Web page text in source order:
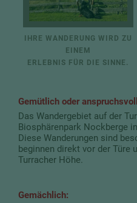
IHRE WANDERUNG WIRD ZU
EINEM
ERLEBNIS FÜR DIE SINNE.
Gemütlich oder
Das Wandergebiet auf der
Biosphärenpark Nockberge
Diese Wanderungen sind
beginnen direkt vor der Türe
Turracher Höhe.
Gemächlich: